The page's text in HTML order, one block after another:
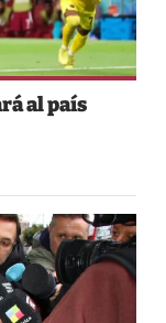
al país